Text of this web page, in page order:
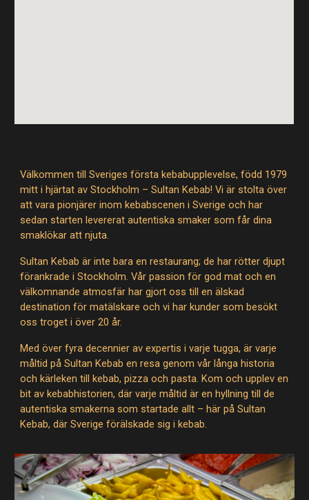
Välkommen till Sveriges första kebabupplevelse, född 1979
mitt i hjärtat av Stockholm – Sultan Kebab! Vi är stolta över
att vara pionjärer inom kebabscenen i Sverige och har
sedan starten levererat autentiska smaker som får dina
smaklökar att njuta.
Sultan Kebab är inte bara en restaurang; de har rötter djupt
förankrade i Stockholm. Vår passion för god mat och en
välkomnande atmosfär har gjort oss till en älskad
destination för matälskare och vi har kunder som besökt
oss troget i över 20 år.
Med över fyra decennier av expertis i varje tugga, är varje
måltid på Sultan Kebab en resa genom vår långa historia
och kärleken till kebab, pizza och pasta. Kom och upplev en
bit av kebabhistorien, där varje måltid är en hyllning till de
autentiska smakerna som startade allt – här på Sultan
Kebab, där Sverige förälskade sig i kebab.